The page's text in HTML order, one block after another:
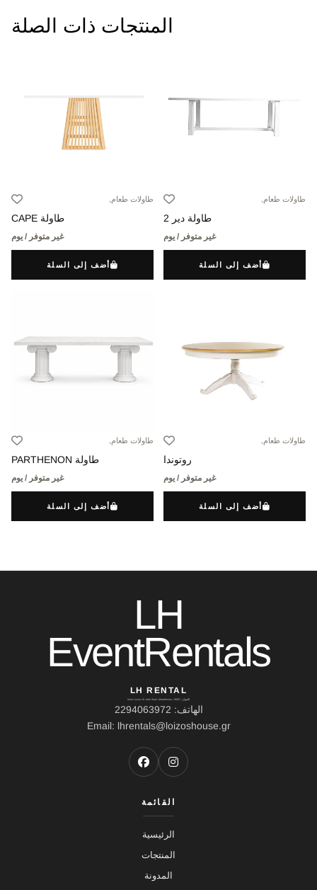
المنتجات ذات الصلة
طاولات طعام,
طاولة دير 2
غير متوفر / يوم
أضف إلى السلة
طاولات طعام,
طاولة CAPE
غير متوفر / يوم
أضف إلى السلة
طاولات طعام,
روتوندا
غير متوفر / يوم
أضف إلى السلة
طاولات طعام,
طاولة PARTHENON
غير متوفر / يوم
أضف إلى السلة
LH
EventRentals
LH RENTAL
العنوان: Ierou Loxou 10, Kato Souli, Marathonas, 19007
الهاتف: 2294063972
Email: lhrentals@loizoshouse.gr
القائمة
الرئيسية
المنتجات
المدونة